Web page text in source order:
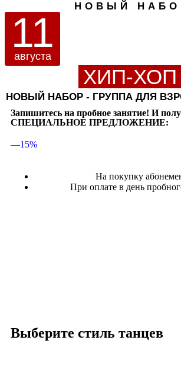
НОВЫЙ
11
августа
ХИП-ХОП
НОВЫЙ НАБОР - ГРУППА ДЛЯ
Запишитесь на пробное занятие! И
СПЕЦИАЛЬНОЕ ПРЕДЛОЖЕНИЕ:
—15%
На покупку
При оплате в день
Выберите стиль танцев